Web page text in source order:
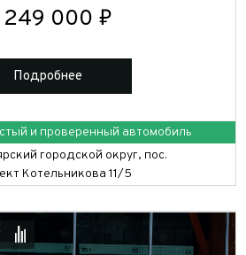
249 000 ₽
Подробнее
и проверенный автомобиль
городской округ, пос.
Котельникова 11/5
связь
авто
на оценку